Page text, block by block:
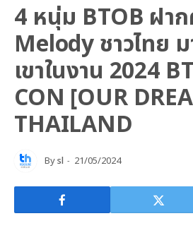
4 หนุ่ม BTOB ฝา
Melody ชาวไทย
เขาในงาน 2024
CON [OUR
THAILAND
Bysl 21/05/2024